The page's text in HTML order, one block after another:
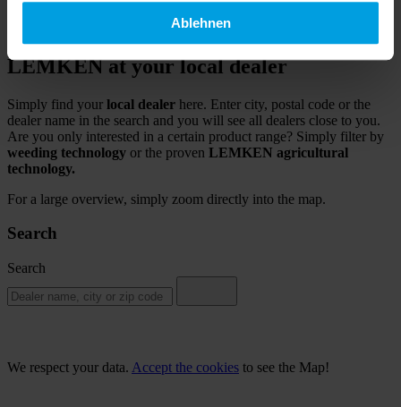
Ablehnen
LEMKEN at your local dealer
Simply find your local dealer here. Enter city, postal code or the
dealer name in the search and you will see all dealers close to you.
Are you only interested in a certain product range? Simply filter by
weeding technology or the proven LEMKEN agricultural
technology.
For a large overview, simply zoom directly into the map.
Search
Search
We respect your data. Accept the cookies to see the Map!